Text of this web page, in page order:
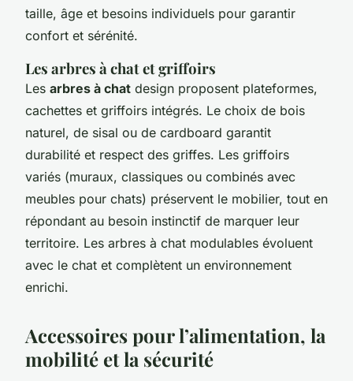
taille, âge et besoins individuels pour garantir
confort et sérénité.
Les arbres à chat et griffoirs
Les arbres à chat design proposent plateformes,
cachettes et griffoirs intégrés. Le choix de bois
naturel, de sisal ou de cardboard garantit
durabilité et respect des griffes. Les griffoirs
variés (muraux, classiques ou combinés avec
meubles pour chats) préservent le mobilier, tout en
répondant au besoin instinctif de marquer leur
territoire. Les arbres à chat modulables évoluent
avec le chat et complètent un environnement
enrichi.
Accessoires pour l’alimentation, la
mobilité et la sécurité